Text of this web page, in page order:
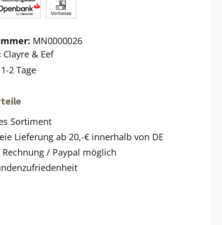
MN0000026
Clayre & Eef
1-2 Tage
Sortiment
Lieferung ab 20,-€ innerhalb von DE
/ Paypal möglich